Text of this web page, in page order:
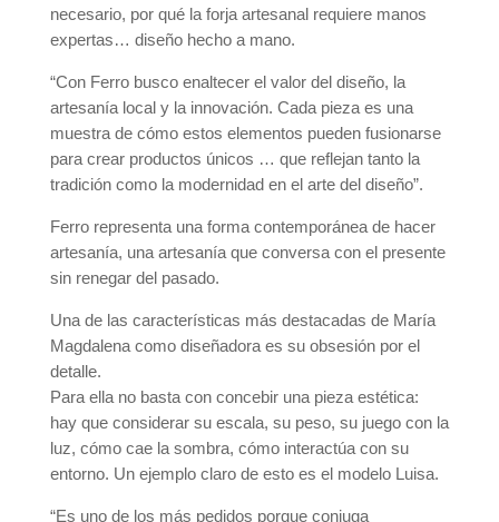
necesario, por qué la forja artesanal requiere manos
expertas… diseño hecho a mano.
“Con Ferro busco enaltecer el valor del diseño, la
artesanía local y la innovación. Cada pieza es una
muestra de cómo estos elementos pueden fusionarse
para crear productos únicos … que reflejan tanto la
tradición como la modernidad en el arte del diseño”.
Ferro representa una forma contemporánea de hacer
artesanía, una artesanía que conversa con el presente
sin renegar del pasado.
Una de las características más destacadas de María
Magdalena como diseñadora es su obsesión por el
detalle.
Para ella no basta con concebir una pieza estética:
hay que considerar su escala, su peso, su juego con la
luz, cómo cae la sombra, cómo interactúa con su
entorno. Un ejemplo claro de esto es el modelo Luisa.
“Es uno de los más pedidos porque conjuga